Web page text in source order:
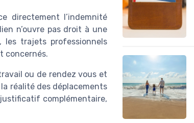
directement l’indemnité
n’ouvre pas droit à une
les trajets professionnels
concernés.
ou de rendez vous et
réalité des déplacements
complémentaire,